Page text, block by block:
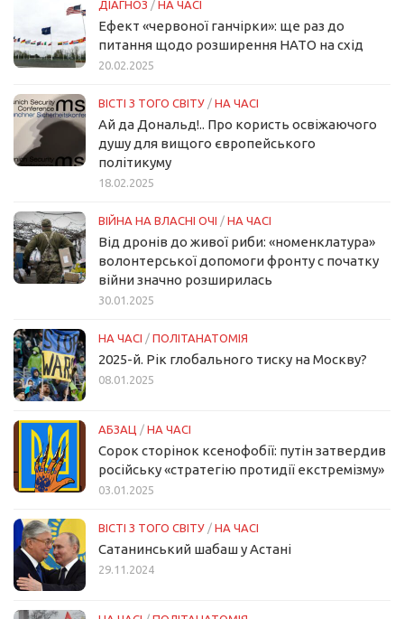
ДІАГНОЗ / НА ЧАСІ
Ефект «червоної ганчірки»: ще раз до
питання щодо розширення НАТО на схід
20.02.2025
ВІСТІ З ТОГО СВІТУ / НА ЧАСІ
Ай да Дональд!.. Про користь освіжаючого
душу для вищого європейського
політикуму
18.02.2025
ВІЙНА НА ВЛАСНІ ОЧІ / НА ЧАСІ
Від дронів до живої риби: «номенклатура»
волонтерської допомоги фронту с початку
війни значно розширилась
30.01.2025
НА ЧАСІ / ПОЛІТАНАТОМІЯ
2025-й. Рік глобального тиску на Москву?
08.01.2025
АБЗАЦ / НА ЧАСІ
Сорок сторінок ксенофобії: путін затвердив
російську «стратегію протидії екстремізму»
03.01.2025
ВІСТІ З ТОГО СВІТУ / НА ЧАСІ
Сатанинський шабаш у Астані
29.11.2024